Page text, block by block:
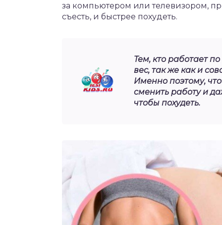
за компьютером или телевизором,
съесть, и быстрее похудеть.
Тем, кто работает
вес, так же как и
Именно поэтому,
сменить работу и
чтобы похудеть.